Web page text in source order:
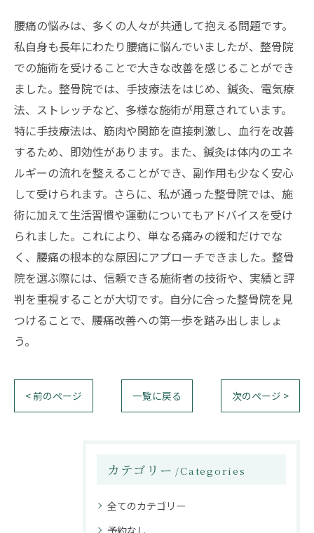
腰痛の悩みは、多くの人々が共通して抱える問題です。
私自身も長年にわたり腰痛に悩んでいましたが、整骨院
での施術を受けることで大きな改善を感じることができ
ました。整骨院では、手技療法をはじめ、鍼灸、電気療
法、ストレッチなど、多様な施術が用意されています。
特に手技療法は、筋肉や関節を直接刺激し、血行を改善
するため、即効性があります。また、鍼灸は体内のエネ
ルギーの流れを整えることができ、副作用も少なく安心
して受けられます。さらに、私が通った整骨院では、施
術に加えて生活習慣や運動についてもアドバイスを受け
られました。これにより、単なる痛みの緩和だけでな
く、腰痛の根本的な原因にアプローチできました。整骨
院を選ぶ際には、信頼できる施術者の技術や、実績と評
判を重視することが大切です。自分に合った整骨院を見
つけることで、腰痛改善への第一歩を踏み出しましょ
う。
< 前のページ 一覧に戻る 次のページ >
カテゴリー Categories
全てのカテゴリー
予約なし